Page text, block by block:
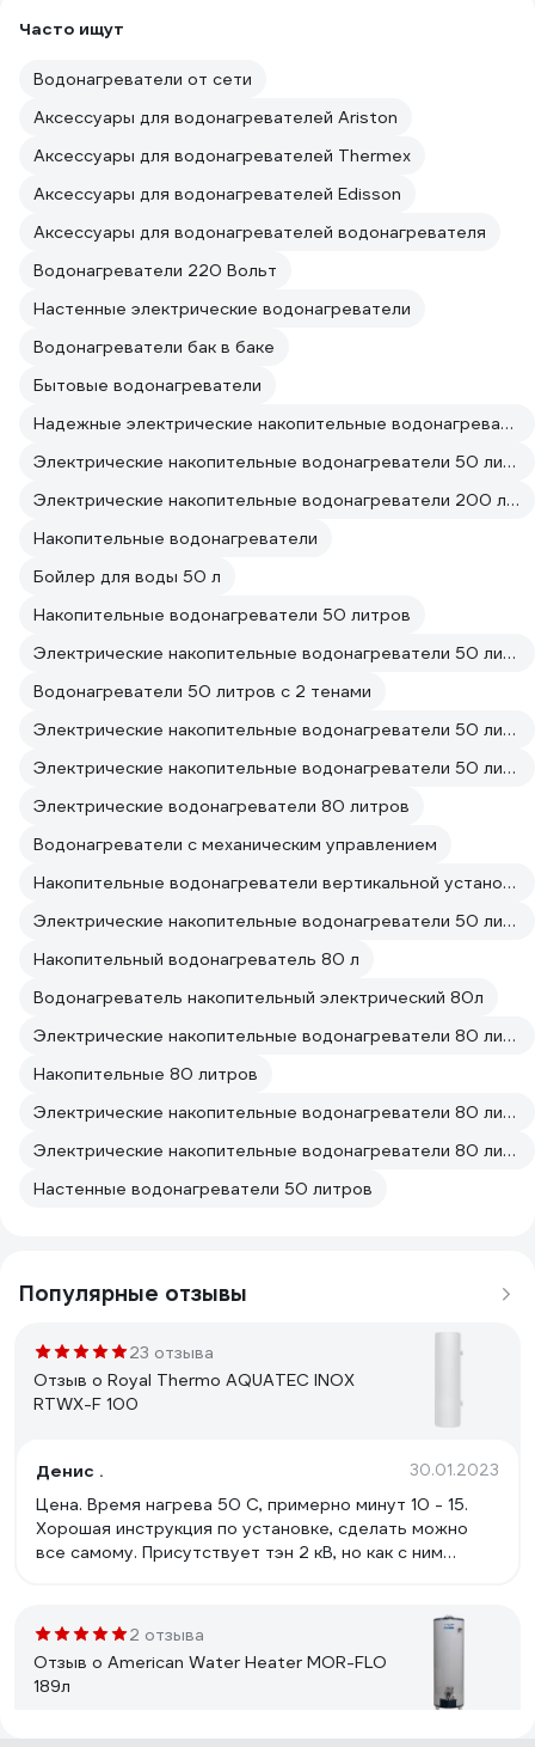
Часто ищут
Водонагреватели от сети
Аксессуары для водонагревателей Ariston
Аксессуары для водонагревателей Thermex
Аксессуары для водонагревателей Edisson
Аксессуары для водонагревателей водонагревателя
Водонагреватели 220 Вольт
Настенные электрические водонагреватели
Водонагреватели бак в баке
Бытовые водонагреватели
Надежные электрические накопительные водонагреватели
Электрические накопительные водонагреватели 50 литров Маленькие
Электрические накопительные водонагреватели 200 литров Чешские
Накопительные водонагреватели
Бойлер для воды 50 л
Накопительные водонагреватели 50 литров
Электрические накопительные водонагреватели 50 литров
Водонагреватели 50 литров с 2 тенами
Электрические накопительные водонагреватели 50 литров От сети
Электрические накопительные водонагреватели 50 литров 220 вольт
Электрические водонагреватели 80 литров
Водонагреватели с механическим управлением
Накопительные водонагреватели вертикальной установки на 50 литров
Электрические накопительные водонагреватели 50 литров Стальные
Накопительный водонагреватель 80 л
Водонагреватель накопительный электрический 80л
Электрические накопительные водонагреватели 80 литров
Накопительные 80 литров
Электрические накопительные водонагреватели 80 литров От сети
Электрические накопительные водонагреватели 80 литров 220 вольт
Настенные водонагреватели 50 литров
Популярные отзывы
23 отзыва
Отзыв о Royal Thermo AQUATEC INOX
RTWX-F 100
Денис . 30.01.2023
Цена. Время нагрева 50 С, примерно минут 10 - 15.
Хорошая инструкция по установке, сделать можно
все самому. Присутствует тэн 2 кВ, но как с ним
2 отзыва
Отзыв о American Water Heater MOR-FLO
189л